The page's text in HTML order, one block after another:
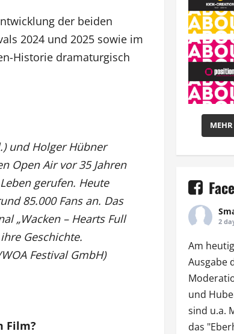
der beiden
2024 und 2025 sowie im
Historie dramaturgisch
und Holger Hübner
Open Air vor 35 Jahren
gerufen. Heute
85.000 Fans an. Das
„Wacken – Hearts Full
Geschichte.
Festival GmbH)
Film?
2
Am
Ausgabe
und
sind u.a.
das